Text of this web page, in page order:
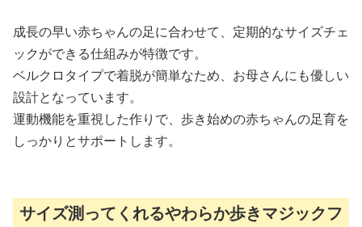
成長の早い赤ちゃんの足に合わせて、定期的なサイズチェ
ックができる仕組みが特徴です。
ベルクロタイプで着脱が簡単なため、お母さんにも優しい
設計となっています。
運動機能を重視した作りで、歩き始めの赤ちゃんの足育を
しっかりとサポートします。
サイズ測ってくれるやわらか歩きマジックフ